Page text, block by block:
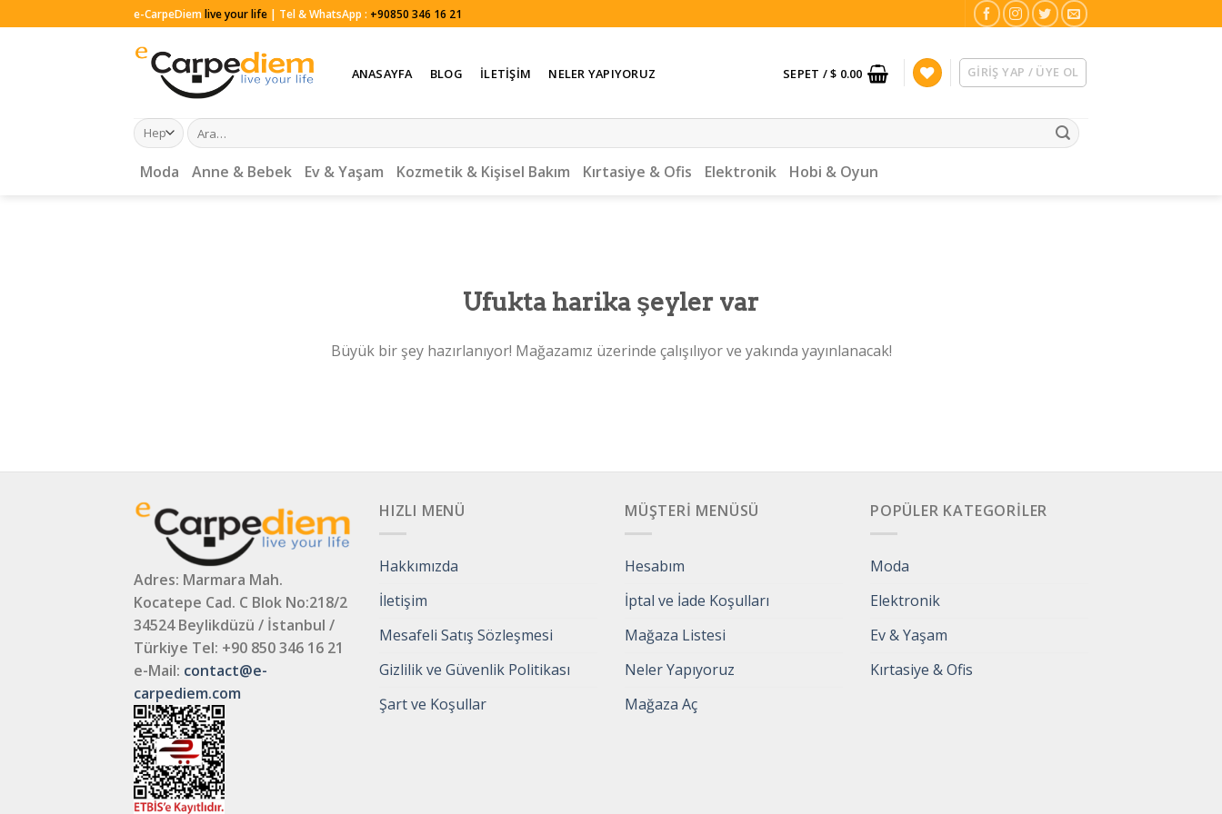
to
e-CarpeDiemlive your life | Tel & WhatsApp : +90850 346 16 21
ANASAYFA BLOG İLETIŞIM NELER YAPIYORUZ SEPET /$ 0.00 GIRIŞ YAP / ÜYE OL
Ara:
Moda Anne & Bebek Ev & Yaşam Kozmetik & Kişisel Bakım Kırtasiye & Ofis Elektronik Hobi & Oyun
Ufukta harika şeyler var
Büyük bir şey hazırlanıyor! Mağazamız üzerinde çalışılıyor ve yakında yayınlanacak!
Adres: Marmara Mah.
Kocatepe Cad. C Blok No:218/2
34524 Beylikdüzü / İstanbul /
Türkiye Tel: +90 850 346 16 21
e-Mail: contact@e-
carpediem.com
HIZLI MENÜ
Hakkımızda
İletişim
Mesafeli Satış Sözleşmesi
Gizlilik ve Güvenlik Politikası
Şart ve Koşullar
MÜŞTERI MENÜSÜ
Hesabım
İptal ve İade Koşulları
Mağaza Listesi
Neler Yapıyoruz
Mağaza Aç
POPÜLER KATEGORILER
Moda
Elektronik
Ev & Yaşam
Kırtasiye & Ofis